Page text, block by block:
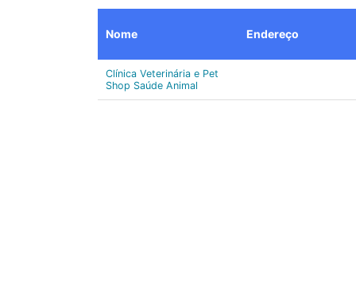
Nome Endereço
Clínica Veterinária e Pet
Shop Saúde Animal